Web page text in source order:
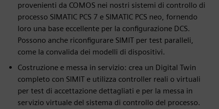
provenienti da COMOS nei nostri sistemi di controllo di
processo SIMATIC PCS 7 e SIMATIC PCS neo, fornendo
loro una base eccellente per la configurazione DCS.
Possono anche riconfigurare SIMIT per test paralleli,
come la convalida dei modelli di dispositivi.
Costruzione e messa in servizio: crea un Digital Twin
completo con SIMIT e utilizza controller reali o virtuali
per test di accettazione dettagliati e per la messa in
servizio virtuale del sistema di controllo del processo.